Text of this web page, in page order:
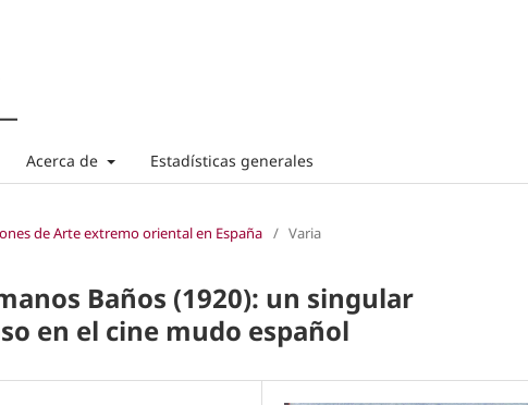
Acerca de Estadísticas generales
de Arte extremo oriental en España / Varia
Baños (1920): un singular
en el cine mudo español